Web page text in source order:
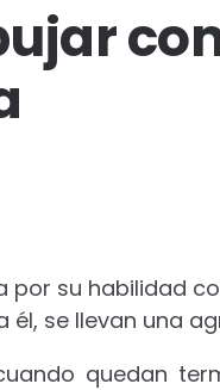
por su habilidad
se llevan una
quedan